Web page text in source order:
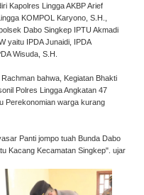
Kapolres Lingga AKBP Arief
KOMPOL Karyono, S.H.,
Dabo Singkep IPTU Akmadi
yaitu IPDA Junaidi, IPDA
Wisuda, S.H.
bahwa, Kegiatan Bhakti
Polres Lingga Angkatan 47
Perekonomian warga kurang
Panti jompo tuah Bunda Dabo
Kacang Kecamatan Singkep". ujar